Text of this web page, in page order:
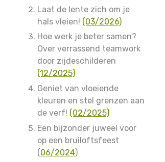
Laat de lente zich om je
hals vleien! (03/2026)
Hoe werk je beter samen?
Over verrassend teamwork
door zijdeschilderen
(12/2025)
Geniet van vloeiende
kleuren en stel grenzen aan
de verf! (02/2025)
Een bijzonder juweel voor
op een bruiloftsfeest
(06/2024)